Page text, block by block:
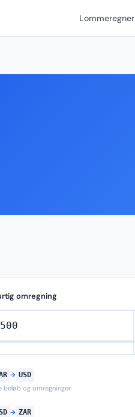
Lommeregner
omregning
→ USD
beløb og omregninger
→ ZAR